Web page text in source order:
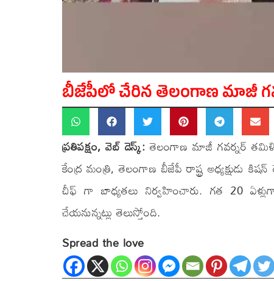
బీజేపీలో చేరిన తెలంగాణ మాజీ
ప్రతిపక్షం, వెబ్ డెస్క్:తెలంగాణ మాజీ గవర్నర్
కేంద్ర మంత్రి, తెలంగాణ బీజేపీ రాష్ట్ర
చీఫ్ గా బాధ్యతలు నిర్వహించారు. గత 20
చేయనున్నట్లు తెలుస్తోంది.
Spread the love